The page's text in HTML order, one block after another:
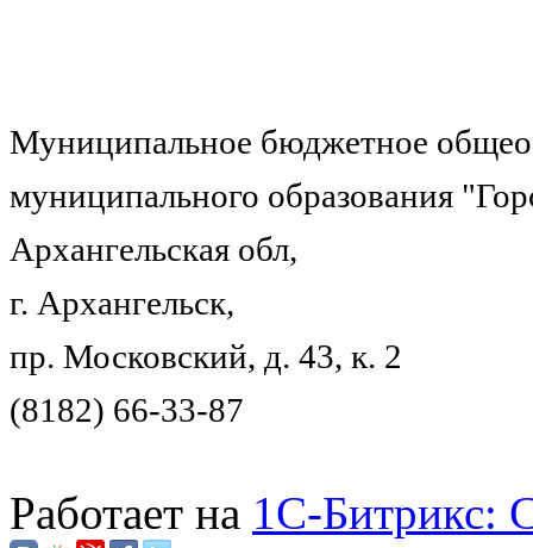
Муниципальное бюджетное
муниципального образования
Архангельская обл,
г. Архангельск,
пр. Московский, д. 43, к. 2
(8182) 66-33-87
Работает на 1C-Битрикс: